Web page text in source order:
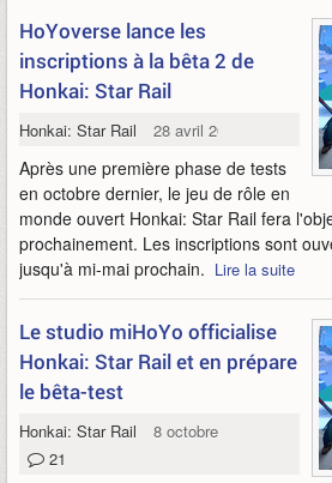
HoYoverse lance les
inscriptions à la bêta 2 de
Honkai: Star Rail
Honkai: Star Rail 28 avril 2022
Après une première phase de tests
en octobre dernier, le jeu de rôle en
monde ouvert Honkai: Star Rail fera
prochainement. Les inscriptions sont
jusqu'à mi-mai prochain. Lire la suite
Le studio miHoYo officialise
Honkai: Star Rail et en prépare
le bêta-test
Honkai: Star Rail
8 octobre 2021
21